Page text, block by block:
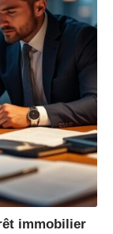
immobilier